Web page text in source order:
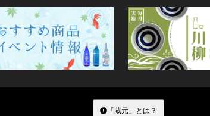
「蔵元」とは？